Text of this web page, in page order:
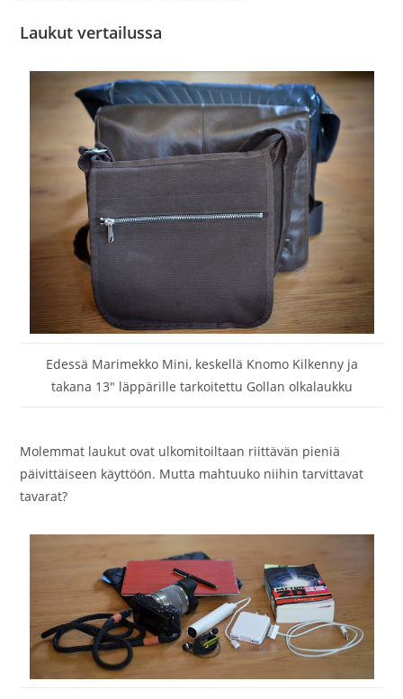
Laukut vertailussa
Edessä Marimekko Mini, keskellä Knomo Kilkenny ja
takana 13″ läppärille tarkoitettu Gollan olkalaukku
Molemmat laukut ovat ulkomitoiltaan riittävän pieniä
päivittäiseen käyttöön. Mutta mahtuuko niihin tarvittavat
tavarat?